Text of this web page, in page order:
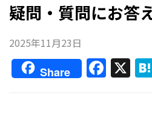
よくあるご質問
お問い合わせ
疑問・質問にお答
2025年11月23日
Share F
a
X